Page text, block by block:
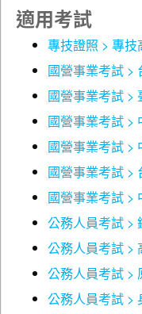
解題過程中，最
解的程度，提早
比臨場出錯好得
種因素而造成之
考試除了自身的
志同好友編組讀
試題，可由互相
然有所裨益。當
精的老師或是先
【考情完備】
本社網站將隨時
坊間試題收錄最
器。
第 14 回 模擬試題與
第 15 回 模擬試題與解
第二部分 相關歷屆
96 年度台灣電力公
造及車床常識」試題
96 年度台灣電力公
起重常識」甄試試題
96 年度台灣電力公
造及電銲常識」試題
97 年公務人員特種
械製造學（包括機械
97 年公務人員高等
括機械材料）」試題
97 年公務人員普通
97 年經濟部所屬事
適用考試
專技證照 > 專技
國營事業考試 >
國營事業考試 >
國營事業考試 >
國營事業考試 >
國營事業考試 >
國營事業考試 >
公務人員考試 >
公務人員考試 >
公務人員考試 >
公務人員考試 >